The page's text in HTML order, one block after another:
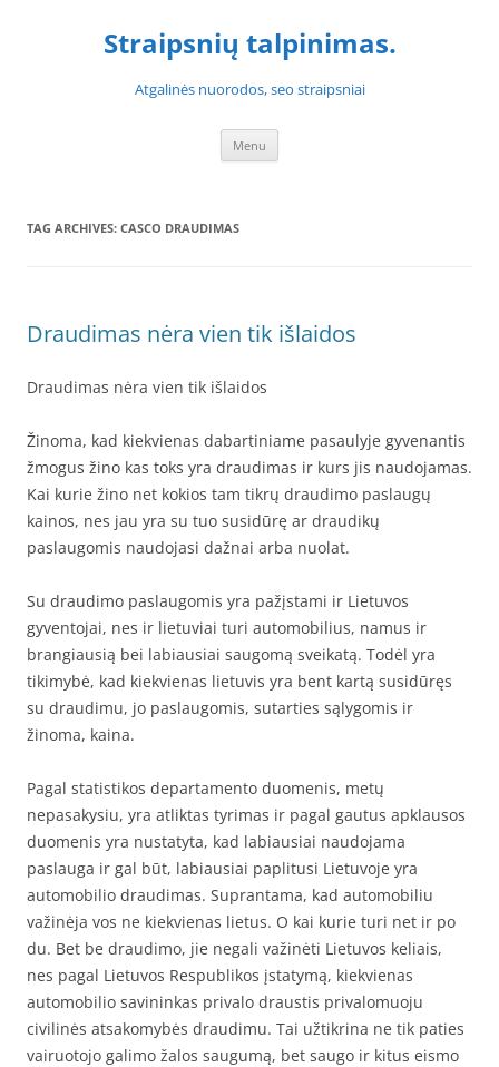
Straipsnių talpinimas.
Atgalinės nuorodos, seo straipsniai
Menu
TAG ARCHIVES: CASCO DRAUDIMAS
Draudimas nėra vien tik išlaidos
Draudimas nėra vien tik išlaidos
Žinoma, kad kiekvienas dabartiniame pasaulyje gyvenantis
žmogus žino kas toks yra draudimas ir kurs jis naudojamas.
Kai kurie žino net kokios tam tikrų draudimo paslaugų
kainos, nes jau yra su tuo susidūrę ar draudikų
paslaugomis naudojasi dažnai arba nuolat.
Su draudimo paslaugomis yra pažįstami ir Lietuvos
gyventojai, nes ir lietuviai turi automobilius, namus ir
brangiausią bei labiausiai saugomą sveikatą. Todėl yra
tikimybė, kad kiekvienas lietuvis yra bent kartą susidūręs
su draudimu, jo paslaugomis, sutarties sąlygomis ir
žinoma, kaina.
Pagal statistikos departamento duomenis, metų
nepasakysiu, yra atliktas tyrimas ir pagal gautus apklausos
duomenis yra nustatyta, kad labiausiai naudojama
paslauga ir gal būt, labiausiai paplitusi Lietuvoje yra
automobilio draudimas. Suprantama, kad automobiliu
važinėja vos ne kiekvienas lietus. O kai kurie turi net ir po
du. Bet be draudimo, jie negali važinėti Lietuvos keliais,
nes pagal Lietuvos Respublikos įstatymą, kiekvienas
automobilio savininkas privalo draustis privalomuoju
civilinės atsakomybės draudimu. Tai užtikrina ne tik paties
vairuotojo galimo žalos saugumą, bet saugo ir kitus eismo